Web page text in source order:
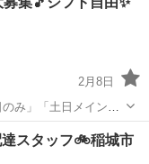
用意
2月8日
み」「土日メイン」
由に組めます！ 午前
用意
達スタッフ🚲稲城市